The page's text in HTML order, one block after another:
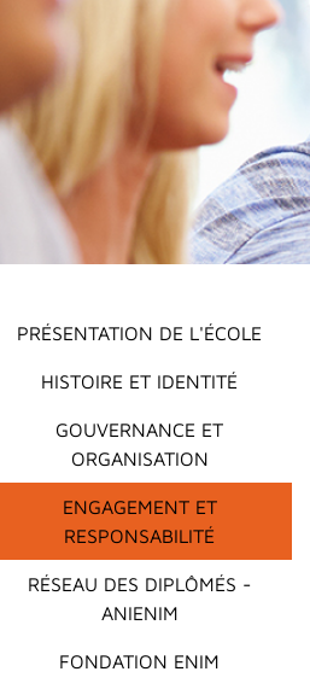
Main menu
PRÉSENTATION DE L'ÉCOLE
HISTOIRE ET IDENTITÉ
GOUVERNANCE ET
ORGANISATION
ENGAGEMENT ET
RESPONSABILITÉ
RÉSEAU DES DIPLÔMÉS -
ANIENIM
FONDATION ENIM